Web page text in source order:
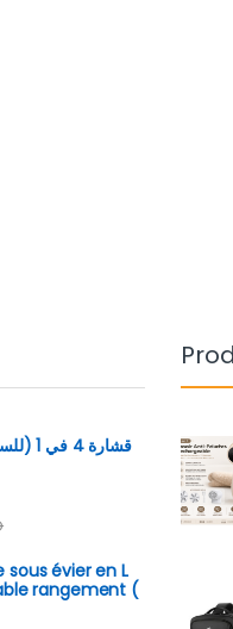
sous évier en L
rangement (